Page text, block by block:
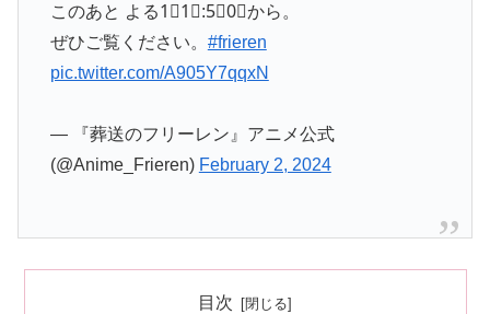
このあと よる1⃣1⃣:5⃣0⃣から。
ぜひご覧ください。 #frieren
pic.twitter.com/A905Y7qqxN
— 『葬送のフリーレン』アニメ公式
(@Anime_Frieren) February 2, 2024
目次